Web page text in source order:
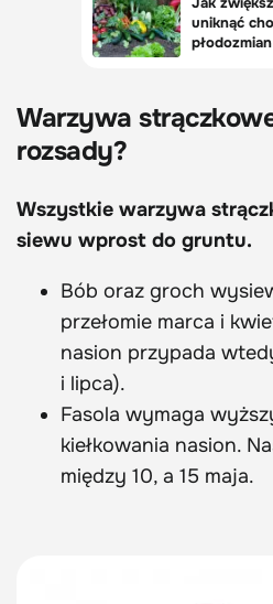
Warzywa
rozsady?
Wszystkie warzywa
siewu wprost do gruntu.
Bób oraz groch
przełomie marca i
nasion przypada
i lipca).
Fasola wymaga
kiełkowania nasion.
między 10, a 15 maja.